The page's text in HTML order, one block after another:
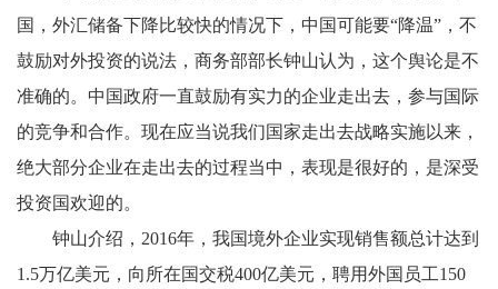
国，外汇储备下降比较快的情况下，中国可能要“降温”，不
鼓励对外投资的说法，商务部部长钟山认为，这个舆论是不
准确的。中国政府一直鼓励有实力的企业走出去，参与国际
的竞争和合作。现在应当说我们国家走出去战略实施以来，
绝大部分企业在走出去的过程当中，表现是很好的，是深受
投资国欢迎的。
钟山介绍， 2016年，我国境外企业实现销售额总计达到
1.5万亿美元，向所在国交税400亿美元，聘用外国员工150